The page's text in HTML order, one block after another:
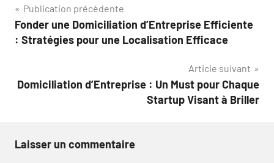
Navigation
de
Publication précédente
Fonder une Domiciliation d’Entreprise Efficiente
: Stratégies pour une Localisation Efficace
Article suivant
Domiciliation d’Entreprise : Un Must pour Chaque
Startup Visant à Briller
Laisser un commentaire